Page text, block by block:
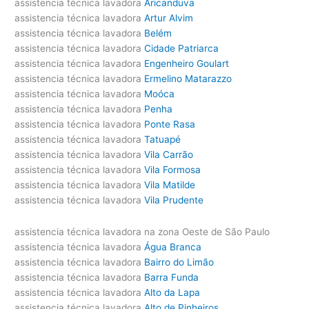
assistencia técnica lavadora Aricanduva
assistencia técnica lavadora Artur Alvim
assistencia técnica lavadora Belém
assistencia técnica lavadora Cidade Patriarca
assistencia técnica lavadora Engenheiro Goulart
assistencia técnica lavadora Ermelino Matarazzo
assistencia técnica lavadora Moóca
assistencia técnica lavadora Penha
assistencia técnica lavadora Ponte Rasa
assistencia técnica lavadora Tatuapé
assistencia técnica lavadora Vila Carrão
assistencia técnica lavadora Vila Formosa
assistencia técnica lavadora Vila Matilde
assistencia técnica lavadora Vila Prudente
assistencia técnica lavadora na zona Oeste de São Paulo
assistencia técnica lavadora Água Branca
assistencia técnica lavadora Bairro do Limão
assistencia técnica lavadora Barra Funda
assistencia técnica lavadora Alto da Lapa